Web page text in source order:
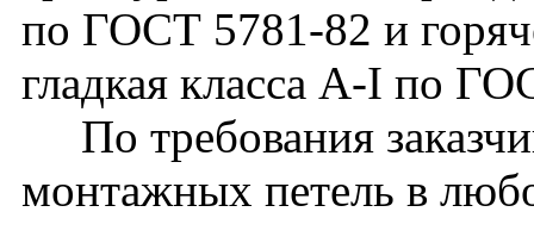
по ГОСТ 5781-82 и
гладкая класса А-I по
По требования
монтажных петель в